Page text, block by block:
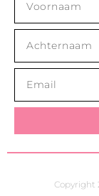
Copyright